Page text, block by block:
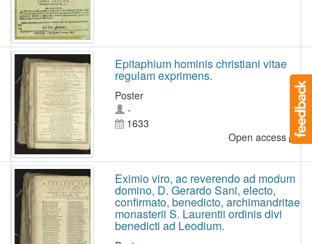
Epitaphium hominis christiani vitae
regulam exprimens.
Poster
-
1633
Open access
Eximio viro, ac reverendo ad modum
domino, D. Gerardo Sani, electo,
confirmato, benedicto, archimandritae
monasterii S. Laurentii ordinis divi
benedicti ad Leodium.